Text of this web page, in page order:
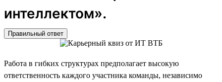
интеллектом».
Правильный ответ
Работа в гибких структурах предполагает высокую
ответственность каждого участника команды, независимо